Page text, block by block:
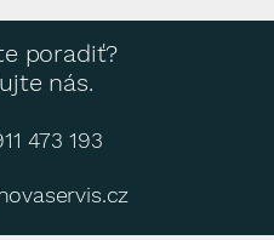
poradiť?
nás.
473 193